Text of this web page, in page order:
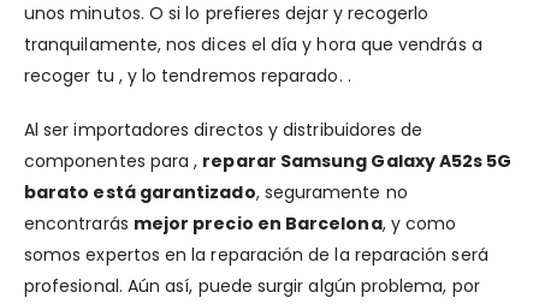
unos minutos. O si lo prefieres dejar y recogerlo
tranquilamente, nos dices el día y hora que vendrás a
recoger tu , y lo tendremos reparado. .
Al ser importadores directos y distribuidores de
componentes para , reparar Samsung Galaxy A52s 5G
barato está garantizado, seguramente no
encontrarás mejor precio en Barcelona, y como
somos expertos en la reparación de la reparación será
profesional. Aún así, puede surgir algún problema, por